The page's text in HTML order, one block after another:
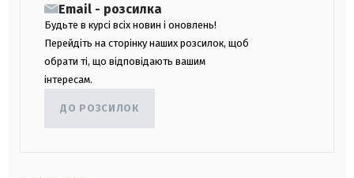
Email - розсилка
Будьте в курсі всіх новин і оновлень!
Перейдіть на сторінку наших розсилок, щоб
обрати ті, що відповідають вашим
інтересам.
ДО РОЗСИЛОК